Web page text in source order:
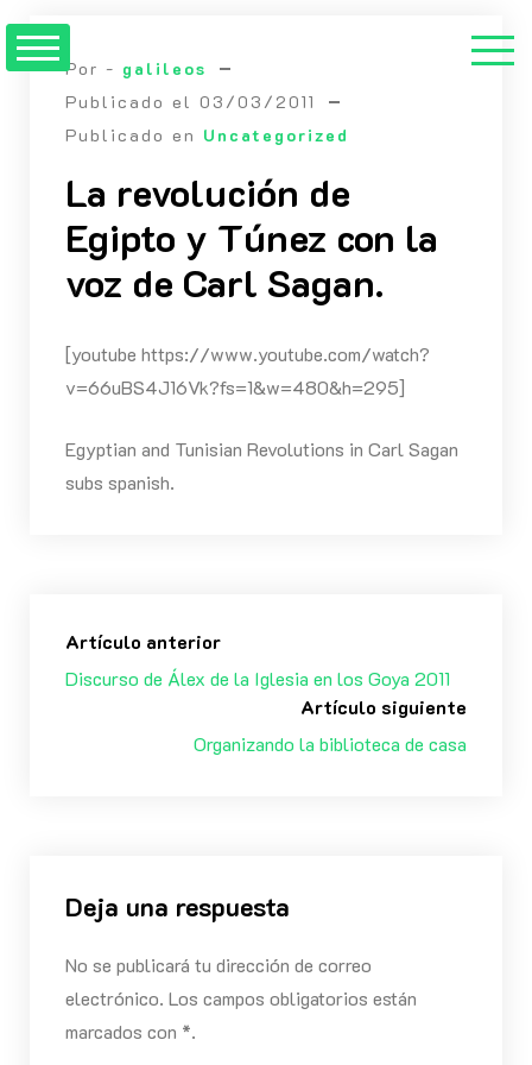
contenido
Por - galileos
Publicado el 03/03/2011
Publicado en Uncategorized
La revolución de
Egipto y Túnez con la
voz de Carl Sagan.
[youtube https://www.youtube.com/watch?
v=66uBS4J16Vk?fs=1&w=480&h=295]
Egyptian and Tunisian Revolutions in Carl Sagan
subs spanish.
Artículo anterior
Discurso de Álex de la Iglesia en los Goya 2011
Artículo siguiente
Organizando la biblioteca de casa
Deja una respuesta
No se publicará tu dirección de correo
electrónico. Los campos obligatorios están
marcados con *.